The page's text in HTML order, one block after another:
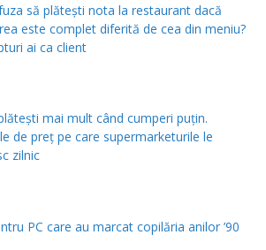
să plătești nota la restaurant dacă
este complet diferită de cea din meniu?
ai ca client
mai mult când cumperi puțin.
de preț pe care supermarketurile le
zilnic
PC care au marcat copilăria anilor ’90